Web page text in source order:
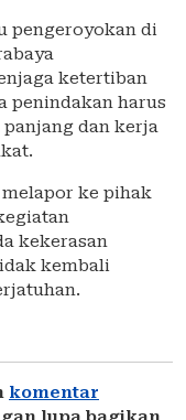
pengeroyokan di
ketertiban
penindakan harus
dan kerja
ke pihak
kekerasan
kembali
komentar